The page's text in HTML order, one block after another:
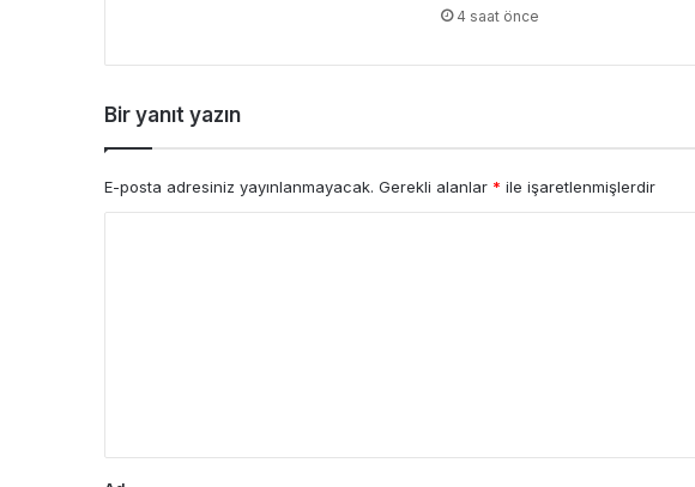
4 saat önce
Bir yanıt yazın
E-posta adresiniz yayınlanmayacak. Gerekli alanlar * ile işaretlenmişlerdir